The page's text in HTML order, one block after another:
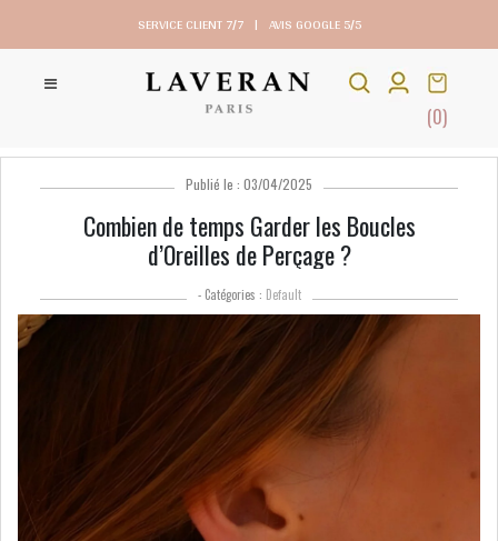
SERVICE CLIENT 7/7 | AVIS GOOGLE 5/5
(0)
Publié le : 03/04/2025
Combien de temps Garder les Boucles
d’Oreilles de Perçage ?
- Catégories : Default